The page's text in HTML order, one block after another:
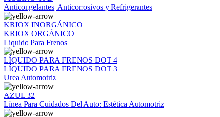
Anticongelantes, Anticorrosivos y Refrigerantes
KRIOX INORGÁNICO
KRIOX ORGÁNICO
Liquido Para Frenos
LÍQUIDO PARA FRENOS DOT 4
LÍQUIDO PARA FRENOS DOT 3
Urea Automotriz
AZUL 32
Línea Para Cuidados Del Auto: Estética Automotriz